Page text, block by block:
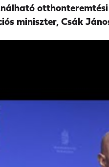
miniszter, Csák